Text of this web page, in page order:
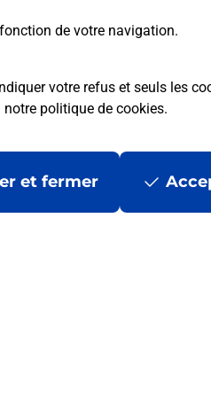
de votre navigation.
votre refus et seuls les
notre politique de cookies.
et fermer